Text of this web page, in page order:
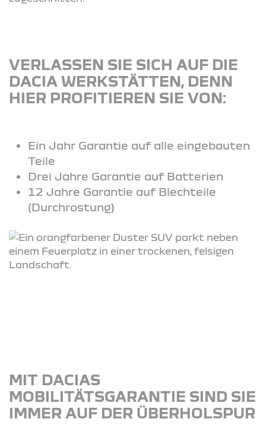
VERLASSEN SIE SICH AUF DIE
DACIA WERKSTÄTTEN, DENN
HIER PROFITIEREN SIE VON:
Ein Jahr Garantie auf alle eingebauten
Teile
Drei Jahre Garantie auf Batterien
12 Jahre Garantie auf Blechteile
(Durchrostung)
MIT DACIAS
MOBILITÄTSGARANTIE SIND SIE
IMMER AUF DER ÜBERHOLSPUR